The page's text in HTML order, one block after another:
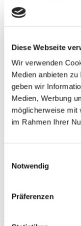
Diese Webseite
Wir verwenden
Medien anbieten
geben wir
Medien, Werbung
möglicherweise mit
im Rahmen Ihrer
Notwendig
Präferenzen
Bergischen Land
Muttertag mal